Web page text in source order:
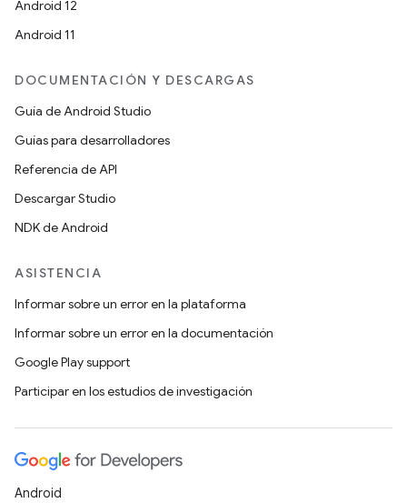
Android 12
Android 11
DOCUMENTACIÓN Y DESCARGAS
Guía de Android Studio
Guías para desarrolladores
Referencia de API
Descargar Studio
NDK de Android
ASISTENCIA
Informar sobre un error en la plataforma
Informar sobre un error en la documentación
Google Play support
Participar en los estudios de investigación
Android